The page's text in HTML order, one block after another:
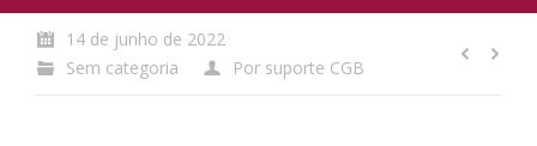
14 de junho de 2022
Sem categoria
Por suporte CGB